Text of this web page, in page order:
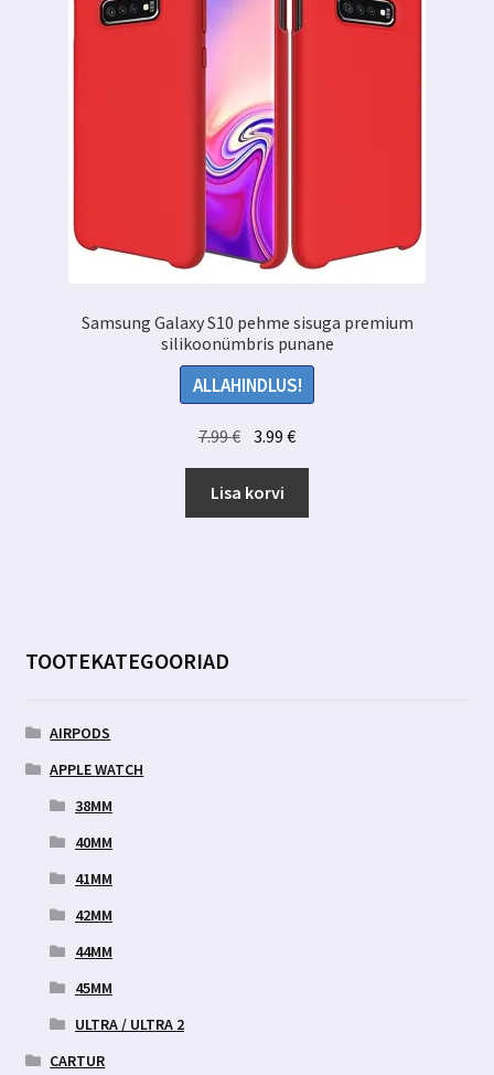
Samsung Galaxy S10 pehme sisuga premium
silikoonümbris punane
ALLAHINDLUS!
7.99€ Algne
hind
oli:
7.99 €.
3.99€Praegune
hind
3.99 €.
Lisa korvi
TOOTEKATEGOORIAD
AIRPODS
APPLE WATCH
38MM
40MM
41MM
42MM
44MM
45MM
ULTRA / ULTRA 2
CARTUR